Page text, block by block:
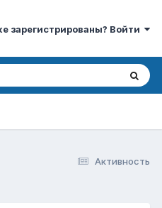
зарегистрированы? Войти
Активность